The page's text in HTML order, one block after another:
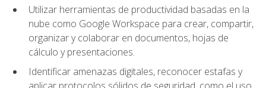
Utilizar herramientas de productividad basadas en la
nube como Google Workspace para crear, compartir,
organizar y colaborar en documentos, hojas de
cálculo y presentaciones.
Identificar amenazas digitales, reconocer estafas y